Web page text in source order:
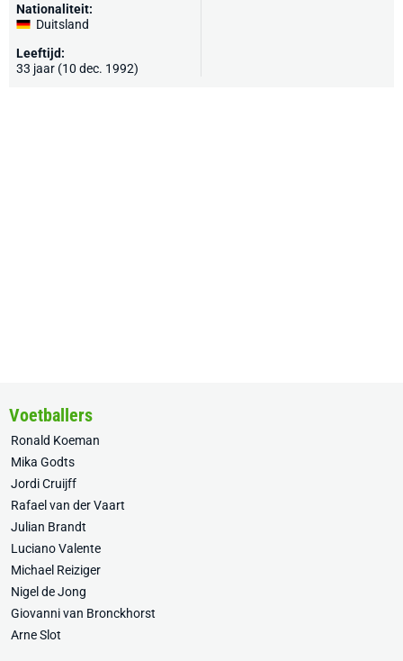
Nationaliteit:
Duitsland
Leeftijd:
33 jaar (10 dec. 1992)
Voetballers
Ronald Koeman
Mika Godts
Jordi Cruijff
Rafael van der Vaart
Julian Brandt
Luciano Valente
Michael Reiziger
Nigel de Jong
Giovanni van Bronckhorst
Arne Slot